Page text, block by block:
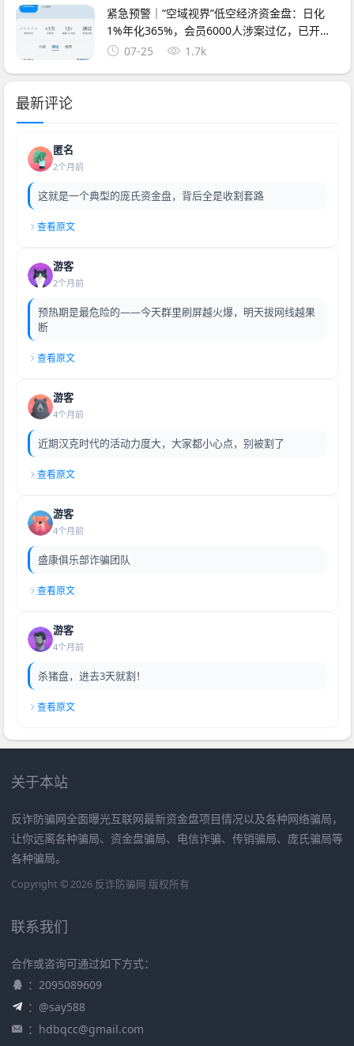
紧急预警｜“空域视界”低空经济资金盘：日化
1%年化365%，会员6000人涉案过亿，已开始
单割封号——智航智引怎么崩的，它就怎么崩
07-25 1.7k
最新评论
匿名
2个月前
这就是一个典型的庞氏资金盘，背后全是收割套路
查看原文
游客
2个月前
预热期是最危险的——今天群里刷屏越火爆，明天拔网线越果
断
查看原文
游客
4个月前
近期汉克时代的活动力度大，大家都小心点，别被割了
查看原文
游客
4个月前
盛康俱乐部诈骗团队
查看原文
游客
4个月前
杀猪盘，进去3天就割！
查看原文
关于本站
反诈防骗网全面曝光互联网最新资金盘项目情况以及各种网络骗局，
让你远离各种骗局、资金盘骗局、电信诈骗、传销骗局、庞氏骗局等
各种骗局。
Copyright © 2026 反诈防骗网 版权所有
联系我们
合作或咨询可通过如下方式：
：2095089609
：@say588
： hdbqcc@gmail.com